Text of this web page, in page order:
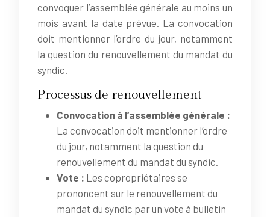
convoquer l’assemblée générale au moins un
mois avant la date prévue. La convocation
doit mentionner l’ordre du jour, notamment
la question du renouvellement du mandat du
syndic.
Processus de renouvellement
Convocation à l’assemblée générale :
La convocation doit mentionner l’ordre
du jour, notamment la question du
renouvellement du mandat du syndic.
Vote : Les copropriétaires se
prononcent sur le renouvellement du
mandat du syndic par un vote à bulletin